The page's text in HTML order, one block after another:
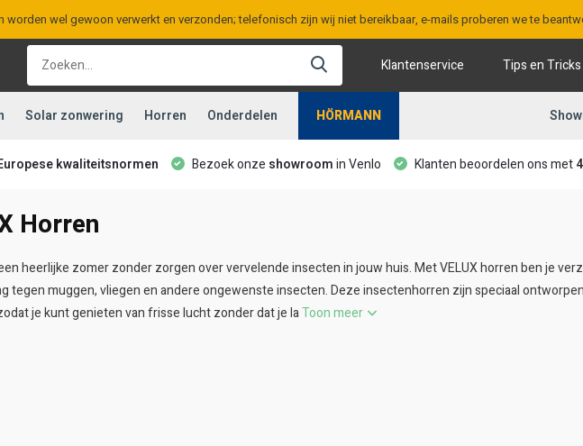
wel gewoon verwerkt en verzonden; telefonisch zijn wij niet bereikbaar, e-mails proberen we te
Klantenservice Tips en Tricks
Solar zonwering Horren Onderdelen HÖRMANN
kwaliteitsnormen Bezoek onze showroomin Venlo Klanten beoordelen ons met
Horren
heerlijke zomer zonder zorgen over vervelende insecten in jouw huis. Met VELUX horren ben je
tegen muggen, vliegen en andere ongewenste insecten. Deze insectenhorren zijn speciaal
je kunt genieten van frisse lucht zonder dat je laToon meer